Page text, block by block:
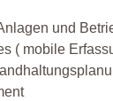
und
( mobile